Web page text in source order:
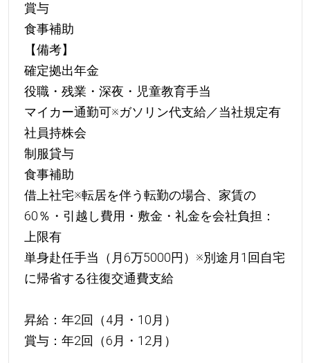
賞与
食事補助
【備考】
確定拠出年金
役職・残業・深夜・児童教育手当
マイカー通勤可※ガソリン代支給／当社規定有
社員持株会
制服貸与
食事補助
借上社宅※転居を伴う転勤の場合、家賃の
60％・引越し費用・敷金・礼金を会社負担：
上限有
単身赴任手当（月6万5000円）※別途月1回自宅
に帰省する往復交通費支給
昇給：年2回（4月・10月）
賞与：年2回（6月・12月）